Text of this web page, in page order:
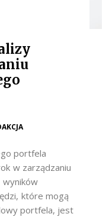
portfela
w zarządzaniu
wyników
które mogą
portfela, jest